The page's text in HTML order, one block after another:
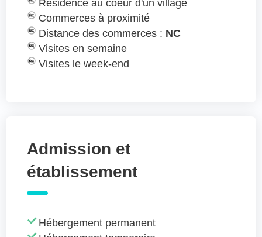
Résidence au coeur d'un village
Commerces à proximité
Distance des commerces : NC
Visites en semaine
Visites le week-end
Admission et
établissement
Hébergement permanent